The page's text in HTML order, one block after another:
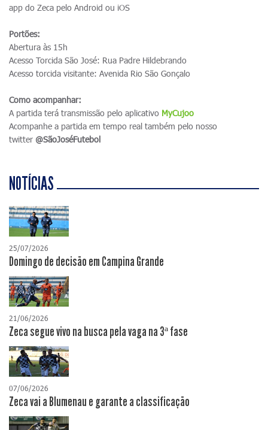
app do Zeca pelo Android ou iOS
Portões:
Abertura às 15h
Acesso Torcida São José: Rua Padre Hildebrando
Acesso torcida visitante: Avenida Rio São Gonçalo
Como acompanhar:
A partida terá transmissão pelo aplicativo MyCujoo
Acompanhe a partida em tempo real também pelo nosso
twitter @SãoJoséFutebol
NOTÍCIAS
25/07/2026
Domingo de decisão em Campina Grande
21/06/2026
Zeca segue vivo na busca pela vaga na 3ª fase
07/06/2026
Zeca vai a Blumenau e garante a classificação